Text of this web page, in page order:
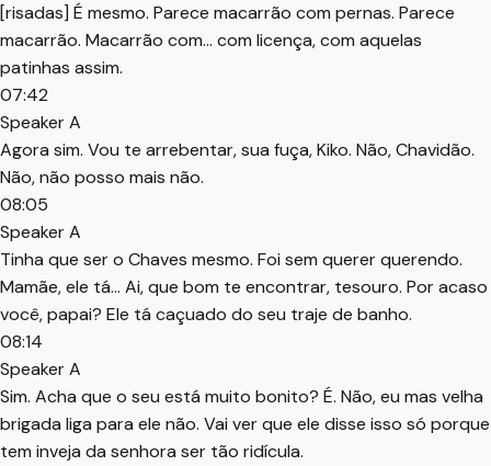
[risadas] É mesmo. Parece macarrão com pernas. Parece
macarrão. Macarrão com... com licença, com aquelas
patinhas assim.
07:42
Speaker A
Agora sim. Vou te arrebentar, sua fuça, Kiko. Não, Chavidão.
Não, não posso mais não.
08:05
Speaker A
Tinha que ser o Chaves mesmo. Foi sem querer querendo.
Mamãe, ele tá... Ai, que bom te encontrar, tesouro. Por acaso
você, papai? Ele tá caçuado do seu traje de banho.
08:14
Speaker A
Sim. Acha que o seu está muito bonito? É. Não, eu mas velha
brigada liga para ele não. Vai ver que ele disse isso só porque
tem inveja da senhora ser tão ridícula.